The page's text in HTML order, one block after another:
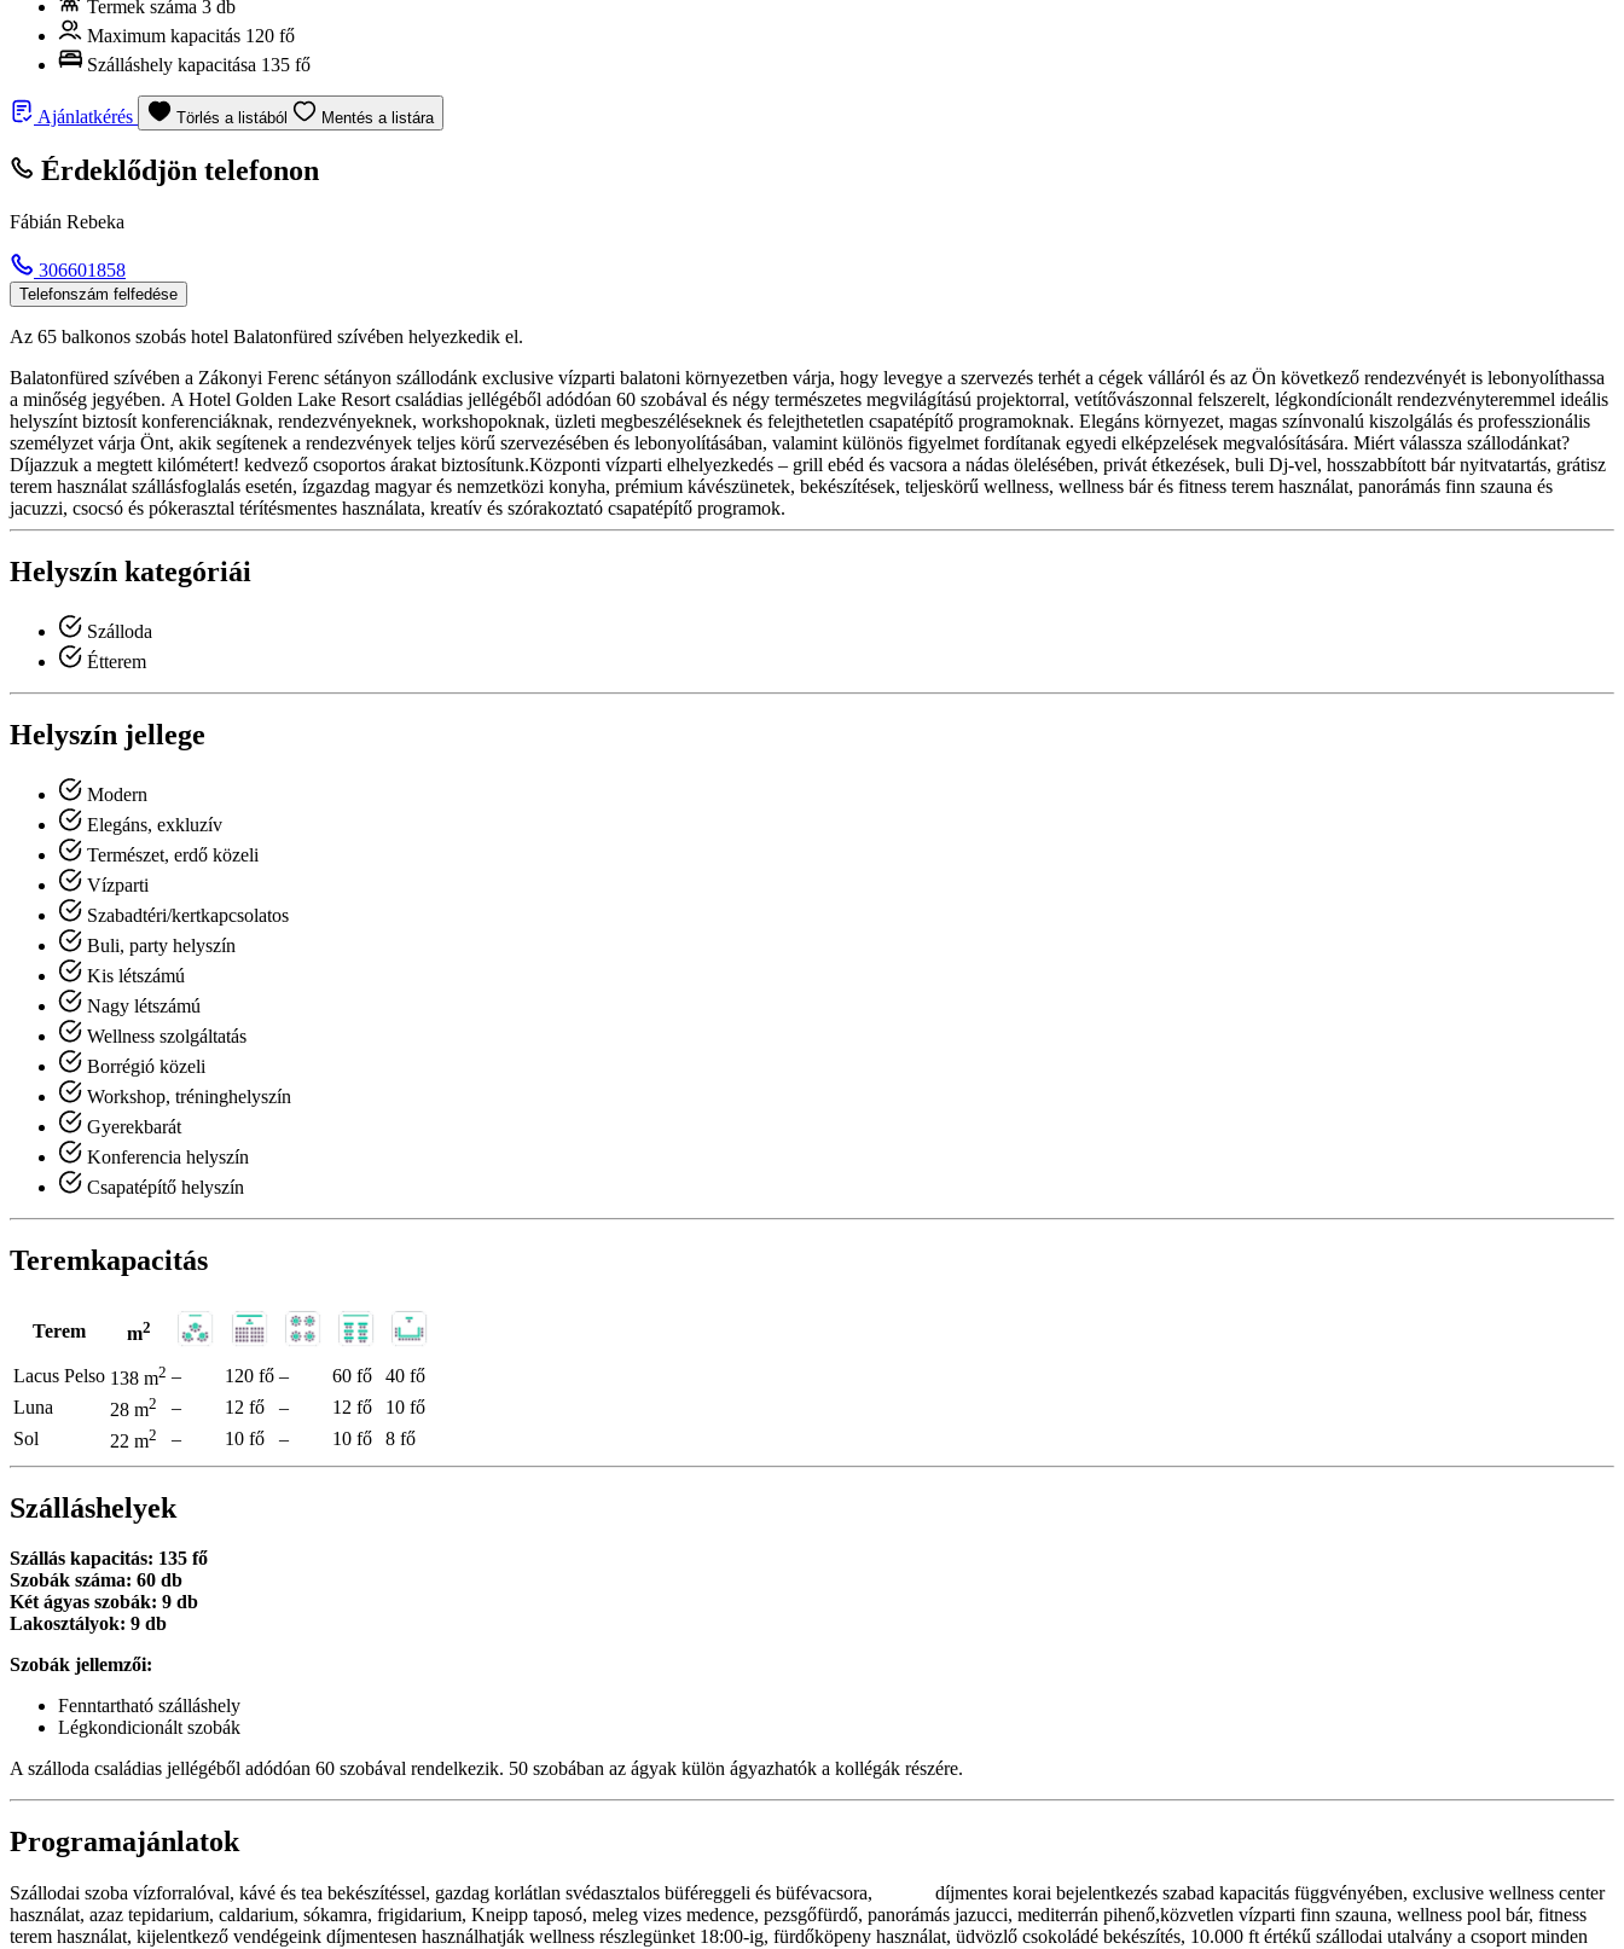
Termek száma 3 db
Maximum kapacitás 120 fő
Szálláshely kapacitása 135 fő
Ajánlatkérés Törlés a listából Mentés a listára
Érdeklődjön telefonon
Fábián Rebeka
306601858
Telefonszám felfedése
Az 65 balkonos szobás hotel Balatonfüred szívében helyezkedik el.
Balatonfüred szívében a Zákonyi Ferenc sétányon szállodánk exclusive vízparti balatoni környezetben várja, hogy levegye a szervezés terhét a cégek válláról és az Ön következő rendezvényét is lebonyolíthassa
a minőség jegyében. A Hotel Golden Lake Resort családias jellégéből adódóan 60 szobával és négy természetes megvilágítású projektorral, vetítővászonnal felszerelt, légkondícionált rendezvényteremmel ideális
helyszínt biztosít konferenciáknak, rendezvényeknek, workshopoknak, üzleti megbeszéléseknek és felejthetetlen csapatépítő programoknak. Elegáns környezet, magas színvonalú kiszolgálás és professzionális
személyzet várja Önt, akik segítenek a rendezvények teljes körű szervezésében és lebonyolításában, valamint különös figyelmet fordítanak egyedi elképzelések megvalósítására. Miért válassza szállodánkat?
Díjazzuk a megtett kilómétert! kedvező csoportos árakat biztosítunk.Központi vízparti elhelyezkedés – grill ebéd és vacsora a nádas ölelésében, privát étkezések, buli Dj-vel, hosszabbított bár nyitvatartás, grátisz
terem használat szállásfoglalás esetén, ízgazdag magyar és nemzetközi konyha, prémium kávészünetek, bekészítések, teljeskörű wellness, wellness bár és fitness terem használat, panorámás finn szauna és
jacuzzi, csocsó és pókerasztal térítésmentes használata, kreatív és szórakoztató csapatépítő programok.
Helyszín kategóriái
Szálloda
Étterem
Helyszín jellege
Modern
Elegáns, exkluzív
Természet, erdő közeli
Vízparti
Szabadtéri/kertkapcsolatos
Buli, party helyszín
Kis létszámú
Nagy létszámú
Wellness szolgáltatás
Borrégió közeli
Workshop, tréninghelyszín
Gyerekbarát
Konferencia helyszín
Csapatépítő helyszín
Teremkapacitás
Terem m2
Lacus Pelso 138 m2 – 120 fő – 60 fő
40 fő
Luna
28 m2 – 12 fő – 12 fő
10 fő
Sol
22 m2 – 10 fő – 10 fő 8 fő
Szálláshelyek
Szállás kapacitás: 135 fő
Szobák száma: 60 db
Két ágyas szobák: 9 db
Lakosztályok: 9 db
Szobák jellemzői:
Fenntartható szálláshely
Légkondicionált szobák
A szálloda családias jellégéből adódóan 60 szobával rendelkezik. 50 szobában az ágyak külön ágyazhatók a kollégák részére.
Programajánlatok
Szállodai szoba vízforralóval, kávé és tea bekészítéssel, gazdag korlátlan svédasztalos büféreggeli és büfévacsora, díjmentes korai bejelentkezés szabad kapacitás függvényében, exclusive wellness center
használat, azaz tepidarium, caldarium, sókamra, frigidarium, Kneipp taposó, meleg vizes medence, pezsgőfürdő, panorámás jazucci, mediterrán pihenő,közvetlen vízparti finn szauna, wellness pool bár, fitness
terem használat, kijelentkező vendégeink díjmentesen használhatják wellness részlegünket 18:00-ig, fürdőköpeny használat, üdvözlő csokoládé bekészítés, 10.000 ft értékű szállodai utalvány a csoport minden